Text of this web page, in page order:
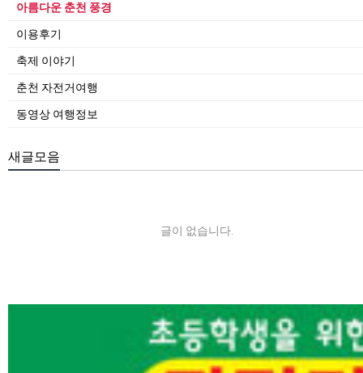
아름다운 춘천 풍경
이용후기
축제 이야기
춘천 자전거여행
동영상 여행정보
새글모음
글이 없습니다.